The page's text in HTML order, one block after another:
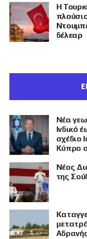
Η
δέλεαρ
Νέα
Ινδικό
σχέδιο
Κύπρο
Νέος
της